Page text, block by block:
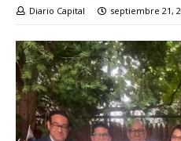
Diario Capital septiembre 21,